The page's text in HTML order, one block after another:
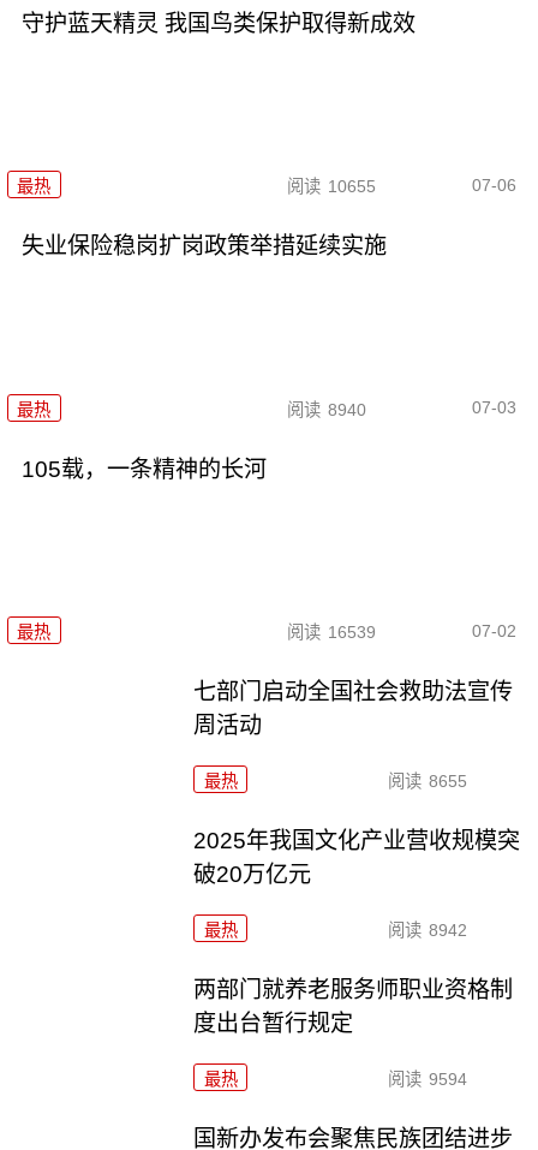
守护蓝天精灵 我国鸟类保护取得新成效
最热 阅读 10655 07-06
失业保险稳岗扩岗政策举措延续实施
最热 阅读 8940 07-03
105载，一条精神的长河
最热 阅读 16539 07-02
七部门启动全国社会救助法宣传
周活动
最热 阅读 8655
2025年我国文化产业营收规模突
破20万亿元
最热 阅读 8942
两部门就养老服务师职业资格制
度出台暂行规定
最热 阅读 9594
国新办发布会聚焦民族团结进步